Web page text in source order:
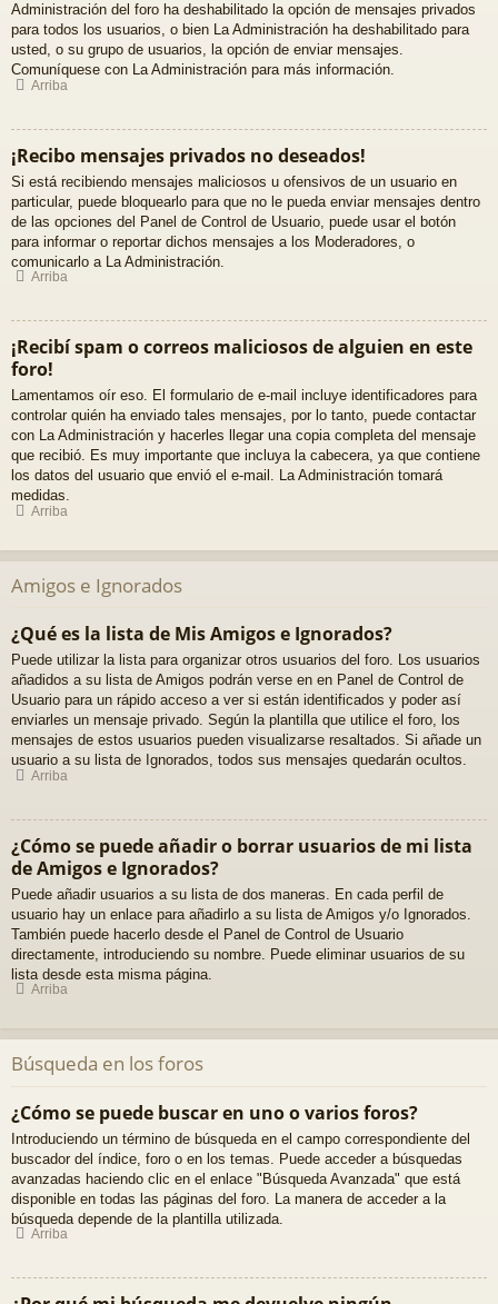
Administración del foro ha deshabilitado la opción de mensajes privados
para todos los usuarios, o bien La Administración ha deshabilitado para
usted, o su grupo de usuarios, la opción de enviar mensajes.
Comuníquese con La Administración para más información.
Arriba
¡Recibo mensajes privados no deseados!
Si está recibiendo mensajes maliciosos u ofensivos de un usuario en
particular, puede bloquearlo para que no le pueda enviar mensajes dentro
de las opciones del Panel de Control de Usuario, puede usar el botón
para informar o reportar dichos mensajes a los Moderadores, o
comunicarlo a La Administración.
Arriba
¡Recibí spam o correos maliciosos de alguien en este
foro!
Lamentamos oír eso. El formulario de e-mail incluye identificadores para
controlar quién ha enviado tales mensajes, por lo tanto, puede contactar
con La Administración y hacerles llegar una copia completa del mensaje
que recibió. Es muy importante que incluya la cabecera, ya que contiene
los datos del usuario que envió el e-mail. La Administración tomará
medidas.
Arriba
Amigos e Ignorados
¿Qué es la lista de Mis Amigos e Ignorados?
Puede utilizar la lista para organizar otros usuarios del foro. Los usuarios
añadidos a su lista de Amigos podrán verse en en Panel de Control de
Usuario para un rápido acceso a ver si están identificados y poder así
enviarles un mensaje privado. Según la plantilla que utilice el foro, los
mensajes de estos usuarios pueden visualizarse resaltados. Si añade un
usuario a su lista de Ignorados, todos sus mensajes quedarán ocultos.
Arriba
¿Cómo se puede añadir o borrar usuarios de mi lista
de Amigos e Ignorados?
Puede añadir usuarios a su lista de dos maneras. En cada perfil de
usuario hay un enlace para añadirlo a su lista de Amigos y/o Ignorados.
También puede hacerlo desde el Panel de Control de Usuario
directamente, introduciendo su nombre. Puede eliminar usuarios de su
lista desde esta misma página.
Arriba
Búsqueda en los foros
¿Cómo se puede buscar en uno o varios foros?
Introduciendo un término de búsqueda en el campo correspondiente del
buscador del índice, foro o en los temas. Puede acceder a búsquedas
avanzadas haciendo clic en el enlace "Búsqueda Avanzada" que está
disponible en todas las páginas del foro. La manera de acceder a la
búsqueda depende de la plantilla utilizada.
Arriba